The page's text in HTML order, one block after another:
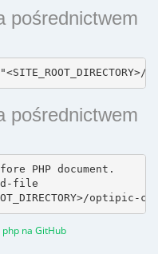
pośrednictwem
pośrednictwem
PHP document.
file
na GitHub